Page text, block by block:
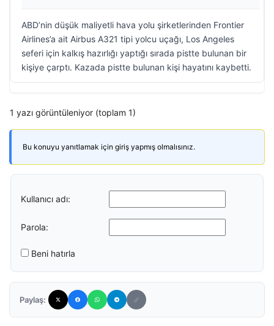
ABD’nin düşük maliyetli hava yolu şirketlerinden Frontier
Airlines’a ait Airbus A321 tipi yolcu uçağı, Los Angeles
seferi için kalkış hazırlığı yaptığı sırada pistte bulunan bir
kişiye çarptı. Kazada pistte bulunan kişi hayatını kaybetti.
1 yazı görüntüleniyor (toplam 1)
Bu konuyu yanıtlamak için giriş yapmış olmalısınız.
Kullanıcı adı:
Parola:
Beni hatırla
Paylaş: